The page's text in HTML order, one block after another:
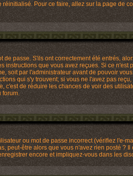
Pour ce faire, allez sur la page de
passe. S'ils ont correctement été entrés,
que vous avez reçues. Si ce
soit par l'administrateur avant de pouvoir
qui s'y trouvent; si vous ne l'avez pas
de réduire les chances de voir des
forum.
ou mot de passe incorrect (vérifiez l'e-
peut-être alors que vous n'avez rien posté ?
encore et impliquez-vous dans les